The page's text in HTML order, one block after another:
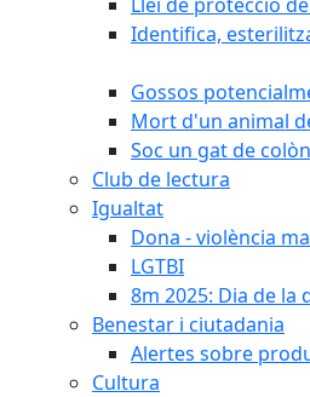
Identifica,
Gossos
Mort d'un animal
Soc un gat de
Club de lectura
Igualtat
Dona - violència
LGTBI
8m 2025: Dia de la
Benestar i ciutadania
Alertes sobre
Cultura